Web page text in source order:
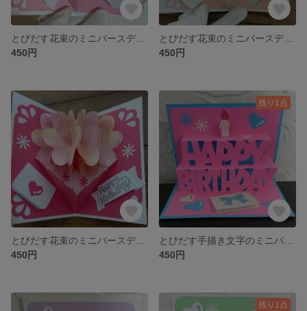
450円
450円
450円
残り1点
450円
残り1点